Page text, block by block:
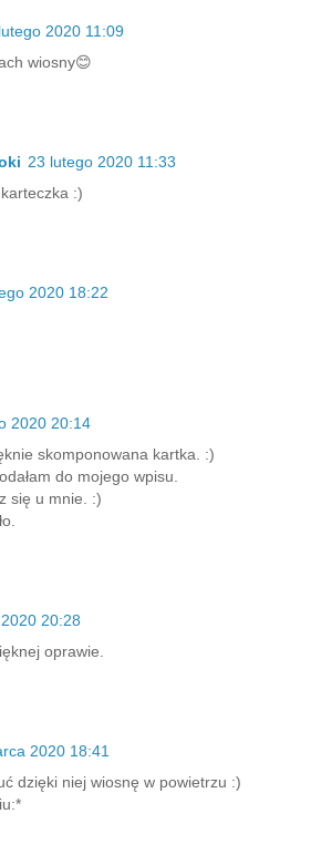
2020 11:09
wiosny😊
23 lutego 2020 11:33
:)
2020 18:22
2020 20:14
skomponowana kartka. :)
do mojego wpisu.
się u mnie. :)
20:28
oprawie.
2020 18:41
dzięki niej wiosnę w powietrzu :)